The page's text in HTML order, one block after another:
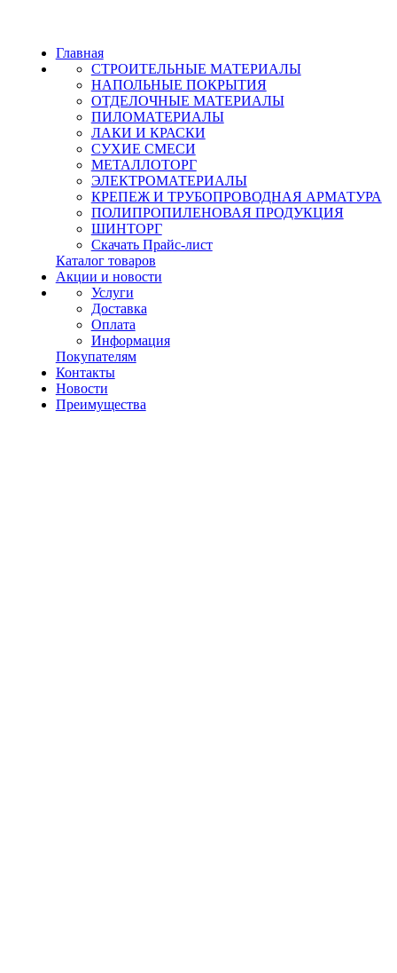
Главная
СТРОИТЕЛЬНЫЕ МАТЕРИАЛЫ
НАПОЛЬНЫЕ ПОКРЫТИЯ
ОТДЕЛОЧНЫЕ МАТЕРИАЛЫ
ПИЛОМАТЕРИАЛЫ
ЛАКИ И КРАСКИ
СУХИЕ СМЕСИ
МЕТАЛЛОТОРГ
ЭЛЕКТРОМАТЕРИАЛЫ
КРЕПЕЖ И ТРУБОПРОВОДНАЯ АРМАТУРА
ПОЛИПРОПИЛЕНОВАЯ ПРОДУКЦИЯ
ШИНТОРГ
Скачать Прайс-лист
Каталог товаров
Акции и новости
Услуги
Доставка
Оплата
Информация
Покупателям
Контакты
Новости
Преимущества